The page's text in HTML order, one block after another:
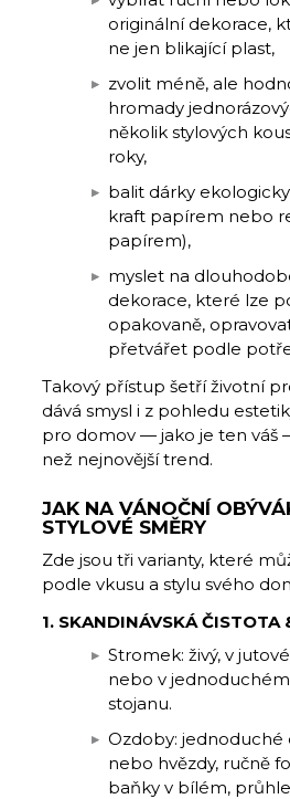
originální dekorace,
ne jen blikající plast,
zvolit méně, ale
hromady
několik stylových
roky,
balit dárky
kraft papírem nebo
papírem),
myslet na
dekorace, které lze
opakovaně,
přetvářet podle
Takový přístup šetří životní
dává smysl i z pohledu
pro domov — jako je ten váš
než nejnovější trend.
JAK NA VÁNOČNÍ
STYLOVÉ SMĚRY
Zde jsou tři varianty, které
podle vkusu a stylu svého
1. SKANDINÁVSKÁ ČISTOTA
Stromek: živý, v
nebo v
stojanu.
Ozdoby: jednoduché
nebo hvězdy, ručně
baňky v bílém,